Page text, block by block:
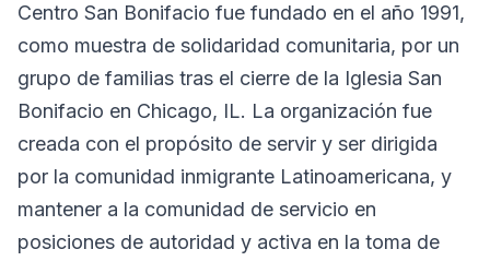
Centro San Bonifacio fue fundado en el año 1991,
como muestra de solidaridad comunitaria, por un
grupo de familias tras el cierre de la Iglesia San
Bonifacio en Chicago, IL. La organización fue
creada con el propósito de servir y ser dirigida
por la comunidad inmigrante Latinoamericana, y
mantener a la comunidad de servicio en
posiciones de autoridad y activa en la toma de